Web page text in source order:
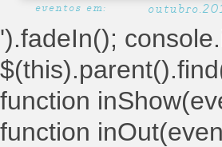
eventos em:
').fadeIn();
function
function